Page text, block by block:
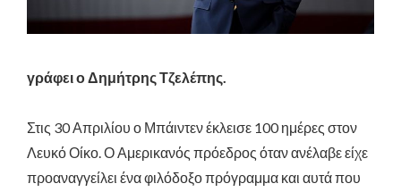
γράφει ο Δημήτρης Τζελέπης.
Στις 30 Απριλίου ο Μπάιντεν έκλεισε 100 ημέρες στον
Λευκό Οίκο. Ο Αμερικανός πρόεδρος όταν ανέλαβε είχε
προαναγγείλει ένα φιλόδοξο πρόγραμμα και αυτά που